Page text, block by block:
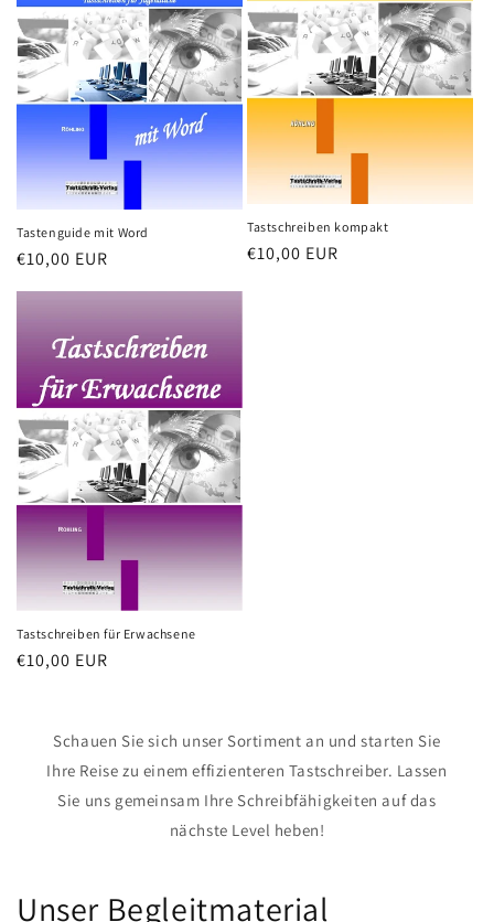
Tastenguide mit Word
Normaler
€10,00 EUR
Tastschreiben kompakt
Normaler
€10,00 EUR
Tastschreiben für Erwachsene
Normaler
€10,00 EUR
Schauen Sie sich unser Sortiment an und starten Sie
Ihre Reise zu einem effizienteren Tastschreiber. Lassen
Sie uns gemeinsam Ihre Schreibfähigkeiten auf das
nächste Level heben!
Unser Begleitmaterial